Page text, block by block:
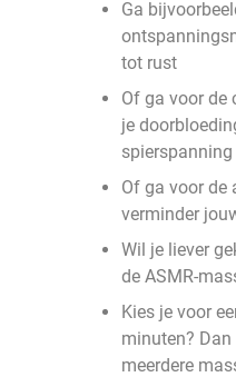
Ga
tot rust
Of ga voor de
je
spierspanning
Of ga voor de
verminder
Wil je liever
de ASMR-
Kies je voor
minuten?
meerdere